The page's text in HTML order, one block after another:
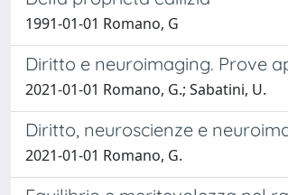
1991-01-01 Romano, G
Diritto e neuroimaging. Prove
2021-01-01 Romano, G.; Sabatini, U.
Diritto, neuroscienze e
2021-01-01 Romano, G.